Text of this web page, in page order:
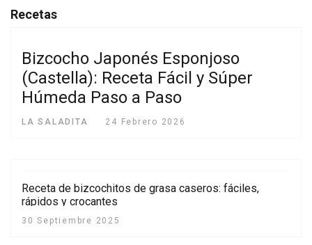
Recetas
Bizcocho Japonés Esponjoso
(Castella): Receta Fácil y Súper
Húmeda Paso a Paso
LA SALADITA 24 Febrero 2026
Receta de bizcochitos de grasa caseros: fáciles,
rápidos y crocantes
30 Septiembre 2025